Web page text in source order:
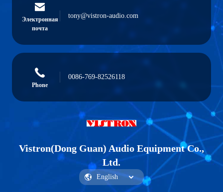
Электронная
почта
tony@vistron-audio.com
Phone
0086-769-82526118
Vistron(Dong Guan) Audio Equipment Co.,
Ltd.